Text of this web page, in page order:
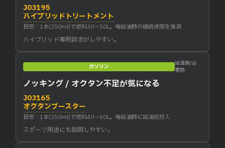
J03195
ハイブリッドトリートメント
目安：1本(250ml)で燃料30〜50L。毎給油時の継続使用を推奨
ハイブリッド専用訴求がしやすい。
ガソリン
給油時/必
要時
ノッキング / オクタン不足が気になる
J03165
オクタンブースター
目安：1本(250ml)で燃料40〜60L。毎給油時に給油前投入
スポーツ用途にも説明しやすい。